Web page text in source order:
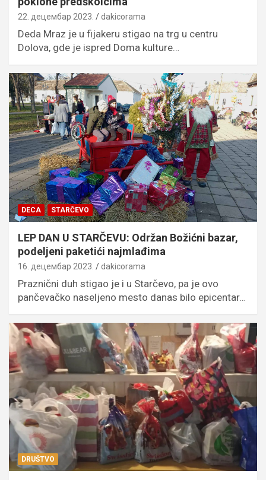
22. децембар 2023. dakicorama
Deda Mraz je u fijakeru stigao na trg u centru
Dolova, gde je ispred Doma kulture…
DECA STARČEVO
LEP DAN U STARČEVU: Održan Božićni bazar,
podeljeni paketići najmlađima
16. децембар 2023. dakicorama
Praznični duh stigao je i u Starčevo, pa je ovo
pančevačko naseljeno mesto danas bilo epicentar…
DRUŠTVO